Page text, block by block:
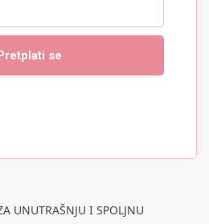
UNUTRAŠNJU I SPOLJNU